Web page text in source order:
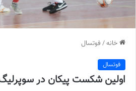
خانه/ فوتسال
فوتسال
اولین شکست پیکان در